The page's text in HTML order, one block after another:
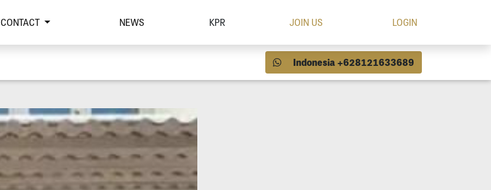
CONTACT NEWS KPR JOIN US LOGIN
Indonesia +628121633689